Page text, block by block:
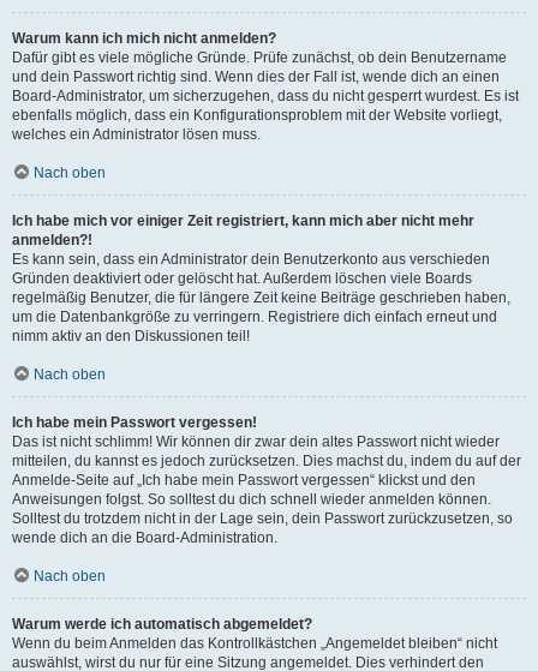
Warum kann ich mich nicht anmelden?
Dafür gibt es viele mögliche Gründe. Prüfe zunächst, ob dein Benutzername
und dein Passwort richtig sind. Wenn dies der Fall ist, wende dich an einen
Board-Administrator, um sicherzugehen, dass du nicht gesperrt wurdest. Es ist
ebenfalls möglich, dass ein Konfigurationsproblem mit der Website vorliegt,
welches ein Administrator lösen muss.
Nach oben
Ich habe mich vor einiger Zeit registriert, kann mich aber nicht mehr
anmelden?!
Es kann sein, dass ein Administrator dein Benutzerkonto aus verschieden
Gründen deaktiviert oder gelöscht hat. Außerdem löschen viele Boards
regelmäßig Benutzer, die für längere Zeit keine Beiträge geschrieben haben,
um die Datenbankgröße zu verringern. Registriere dich einfach erneut und
nimm aktiv an den Diskussionen teil!
Nach oben
Ich habe mein Passwort vergessen!
Das ist nicht schlimm! Wir können dir zwar dein altes Passwort nicht wieder
mitteilen, du kannst es jedoch zurücksetzen. Dies machst du, indem du auf der
Anmelde-Seite auf „Ich habe mein Passwort vergessen“ klickst und den
Anweisungen folgst. So solltest du dich schnell wieder anmelden können.
Solltest du trotzdem nicht in der Lage sein, dein Passwort zurückzusetzen, so
wende dich an die Board-Administration.
Nach oben
Warum werde ich automatisch abgemeldet?
Wenn du beim Anmelden das Kontrollkästchen „Angemeldet bleiben“ nicht
auswählst, wirst du nur für eine Sitzung angemeldet. Dies verhindert den